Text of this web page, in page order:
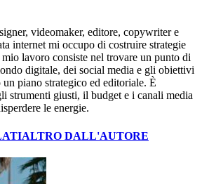
videomaker, editore, copywriter e
internet mi occupo di costruire strategie
lavoro consiste nel trovare un punto di
digitale, dei social media e gli obiettivi
un piano strategico ed editoriale. È
strumenti giusti, il budget e i canali media
le energie.
ALTRO DALL'AUTORE